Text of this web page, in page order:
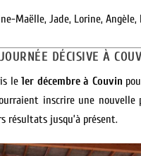
Maëlle, Jade, Lorine, Angèle,
DÉCISIVE À
le1er décembre à Couvin
inscrire une
résultats jusqu’à présent.